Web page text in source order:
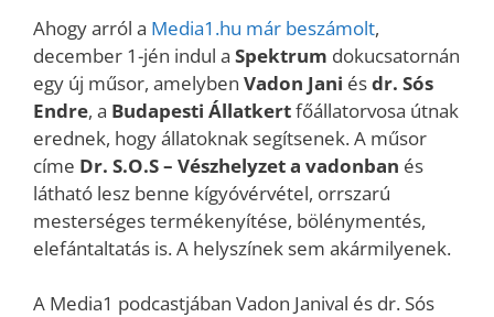
Ahogy arról a Media1.hu már beszámolt,
december 1-jén indul a Spektrum dokucsatornán
egy új műsor, amelyben Vadon Jani ésdr. Sós
Endre, a Budapesti Állatkertfőállatorvosa útnak
erednek, hogy állatoknak segítsenek. A műsor
címe Dr. S.O.S – Vészhelyzet a vadonban és
látható lesz benne kígyóvérvétel, orrszarú
mesterséges termékenyítése, bölénymentés,
elefántaltatás is. A helyszínek sem akármilyenek.
A Media1 podcastjában Vadon Janival és dr. Sós